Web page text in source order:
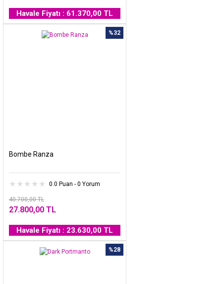
Havale Fiyatı : 61.370,00 TL
%32
Bombe Ranza
0.0 Puan - 0 Yorum
40.700,00 TL
27.800,00 TL
Havale Fiyatı : 23.630,00 TL
%28